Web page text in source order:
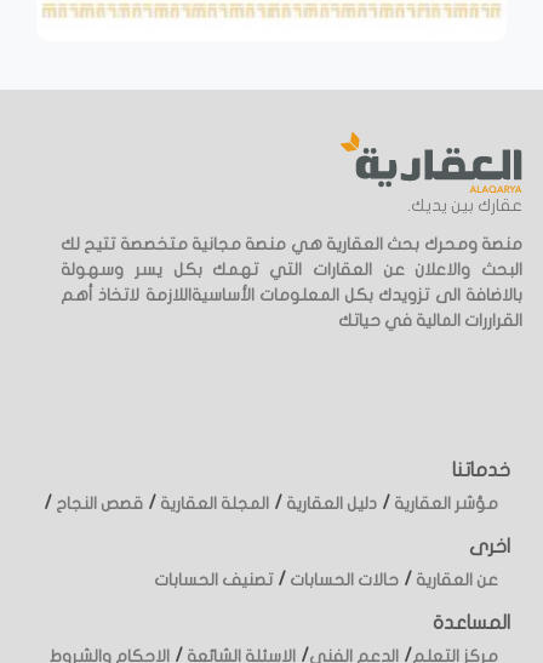
عقارك بين يديك.
منصة ومحرك بحث العقارية هي منصة مجانية متخصصة تتيح لك
البحث والاعلان عن العقارات التي تهمك بكل يسر وسهولة
بالاضافة الى تزويدك بكل المعلومات الأساسيةاللازمة لاتخاذ أهم
القراررات المالية في حياتك
خدماتنا
مؤشر العقارية / دليل العقارية / المجلة العقارية / قصص النجاح /
اخرى
عن العقارية / حالات الحسابات /تصنيف الحسابات
المساعدة
مركز التعلم/ الدعم الفني/ الاسئلة الشائعة / الاحكام والشروط